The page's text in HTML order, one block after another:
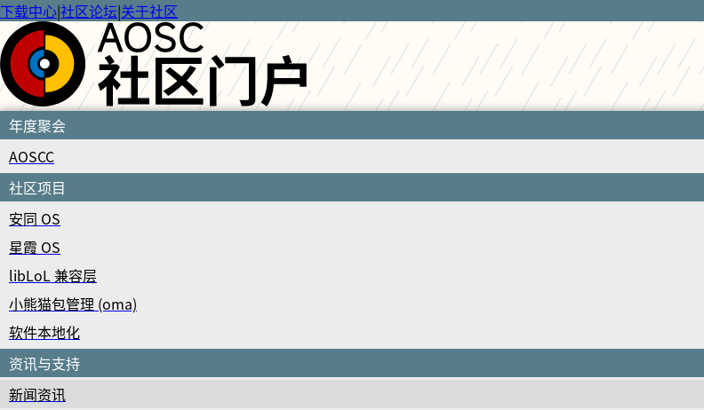
下载中心|社区论坛|关于社区
年度聚会
AOSCC
社区项目
安同 OS
星霞 OS
libLoL 兼容层
小熊猫包管理 (oma)
软件本地化
资讯与支持
新闻资讯